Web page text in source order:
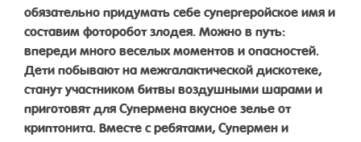
обязательно придумать себе супергеройское имя и
составим фоторобот злодея. Можно в путь:
впереди много веселых моментов и опасностей.
Дети побывают на межгалактической дискотеке,
станут участником битвы воздушными шарами и
приготовят для Супермена вкусное зелье от
криптонита. Вместе с ребятами, Супермен и